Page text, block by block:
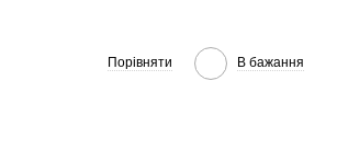
Порівняти В бажання